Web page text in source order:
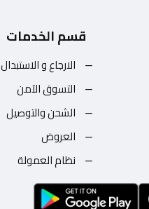
قسم الخدمات
الارجاع و الاستبدال
التسوق الآمن
الشحن والتوصيل
العروض
نظام العمولة